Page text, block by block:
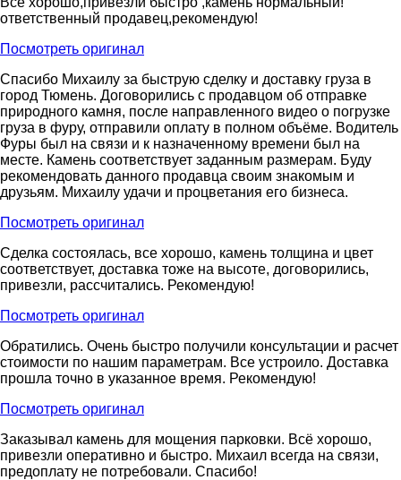
ответственный продавец,рекомендую!
Посмотреть оригинал
Спасибо Михаилу за быструю сделку и доставку груза в
город Тюмень. Договорились с продавцом об отправке
природного камня, после направленного видео о погрузке
груза в фуру, отправили оплату в полном объёме. Водитель
Фуры был на связи и к назначенному времени был на
месте. Камень соответствует заданным размерам. Буду
рекомендовать данного продавца своим знакомым и
друзьям. Михаилу удачи и процветания его бизнеса.
Посмотреть оригинал
Сделка состоялась, все хорошо, камень толщина и цвет
соответствует, доставка тоже на высоте, договорились,
привезли, рассчитались. Рекомендую!
Посмотреть оригинал
Обратились. Очень быстро получили консультации и расчет
стоимости по нашим параметрам. Все устроило. Доставка
прошла точно в указанное время. Рекомендую!
Посмотреть оригинал
Заказывал камень для мощения парковки. Всё хорошо,
привезли оперативно и быстро. Михаил всегда на связи,
предоплату не потребовали. Спасибо!